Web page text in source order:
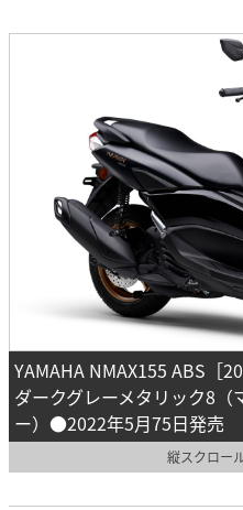
YAMAHA NMAX155 ABS［
ダークグレーメタリック8（
ー）●2022年5月75日発売
縦スクロー